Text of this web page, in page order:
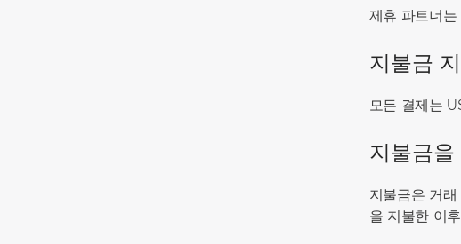
제휴 파트너
지불금
모든 결제는
지불금을
지불금은 거
을 지불한 이